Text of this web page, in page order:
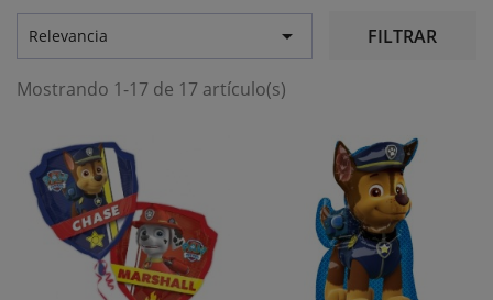
Relevancia  FILTRAR
Mostrando 1-17 de 17 artículo(s)